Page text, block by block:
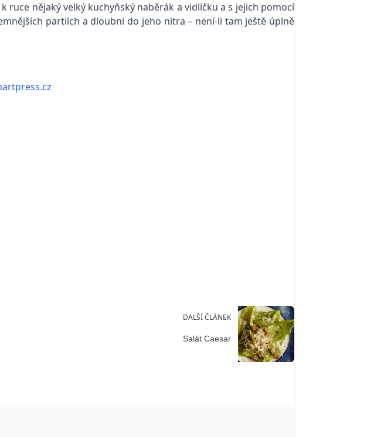
ruce nějaký velký kuchyňský naběrák a vidličku a s jejich pomocí
partiích a dloubni do jeho nitra – není-li tam ještě úplně
DALŠÍ ČLÁNEK
Salát Caesar